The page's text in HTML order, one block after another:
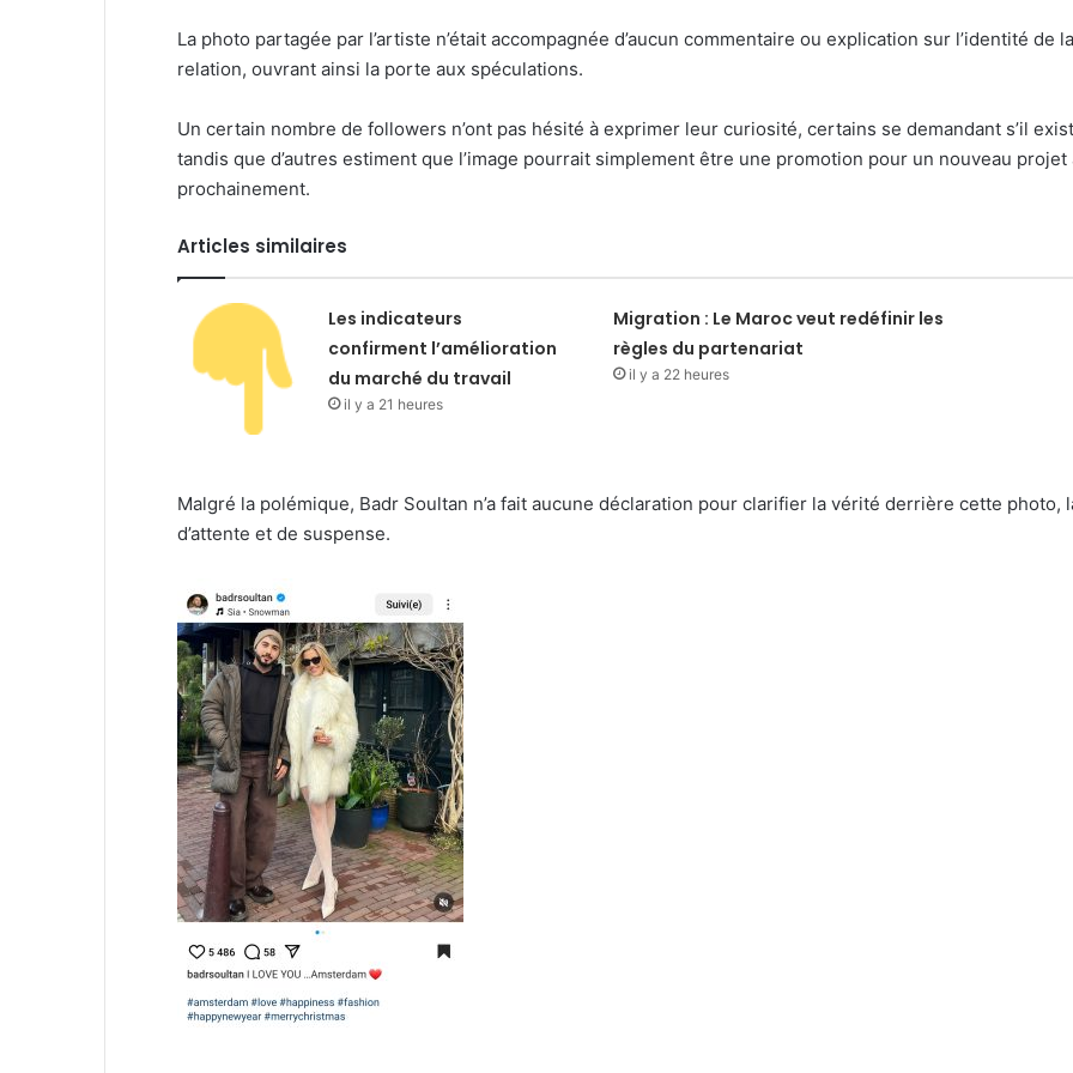
La photo partagée par l’artiste n’était accompagnée d’aucun commentaire ou explication sur l’identité de
relation, ouvrant ainsi la porte aux spéculations.
Un certain nombre de followers n’ont pas hésité à exprimer leur curiosité, certains se demandant s’il
tandis que d’autres estiment que l’image pourrait simplement être une promotion pour un nouveau
prochainement.
Articles similaires
Les indicateurs
confirment l’amélioration
du marché du travail
il y a 21 heures
Migration : Le Maroc veut redéfinir les
règles du partenariat
il y a 22 heures
Malgré la polémique, Badr Soultan n’a fait aucune déclaration pour clarifier la vérité derrière cette
d’attente et de suspense.